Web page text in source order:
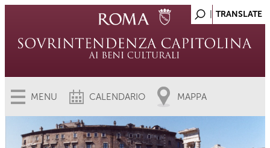
MENU CALENDARIO MAPPA